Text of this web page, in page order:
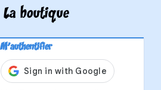
La boutique
M'authentifier